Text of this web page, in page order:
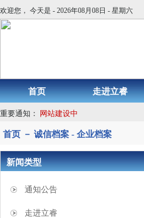
欢迎您， 今天是 - 2026年08月08日 - 星期六
首页 走进立睿
重要通知： 网站建设中
首页 － 诚信档案 - 企业档案
新闻类型
通知公告
走进立睿